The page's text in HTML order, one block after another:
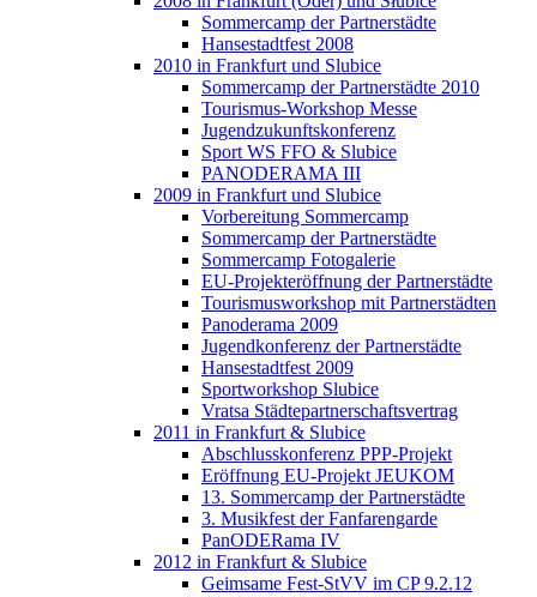
Sommercamp der Partnerstädte
Hansestadtfest 2008
2010 in Frankfurt und Slubice
Sommercamp der Partnerstädte 2010
Tourismus-Workshop Messe
Jugendzukunftskonferenz
Sport WS FFO & Slubice
PANODERAMA III
2009 in Frankfurt und Slubice
Vorbereitung Sommercamp
Sommercamp der Partnerstädte
Sommercamp Fotogalerie
EU-Projekteröffnung der Partnerstädte
Tourismusworkshop mit Partnerstädten
Panoderama 2009
Jugendkonferenz der Partnerstädte
Hansestadtfest 2009
Sportworkshop Slubice
Vratsa Städtepartnerschaftsvertrag
2011 in Frankfurt & Slubice
Abschlusskonferenz PPP-Projekt
Eröffnung EU-Projekt JEUKOM
13. Sommercamp der Partnerstädte
3. Musikfest der Fanfarengarde
PanODERama IV
2012 in Frankfurt & Slubice
Geimsame Fest-StVV im CP 9.2.12